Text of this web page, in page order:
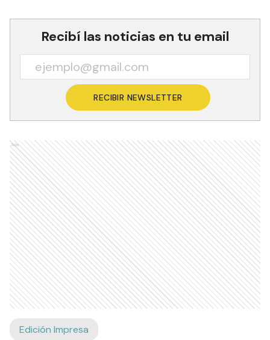
Recibí las noticias en tu email
RECIBIR NEWSLETTER
Ads
Edición Impresa